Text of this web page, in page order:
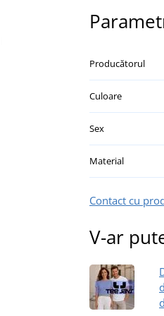
Producătorul
Culoare
Sex
Material
Contact cu
V-ar